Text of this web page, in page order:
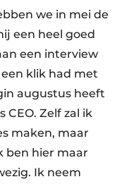
we in mei de
een heel goed
een interview
klik had met
augustus heeft
CEO. Zelf zal ik
maken, maar
ben hier maar
Ik neem